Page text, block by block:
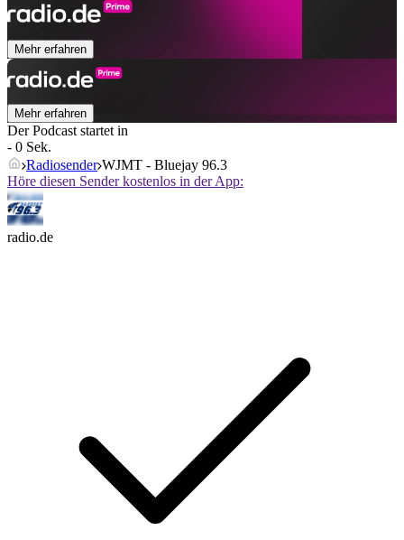
Mehr erfahren
Mehr erfahren
Der Podcast startet in
- 0 Sek.
Radiosender WJMT - Bluejay 96.3
Höre diesen Sender kostenlos in der App:
radio.de